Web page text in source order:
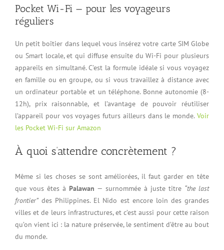
Pocket Wi-Fi — pour les voyageurs
réguliers
Un petit boîtier dans lequel vous insérez votre carte SIM Globe
ou Smart locale, et qui diffuse ensuite du Wi-Fi pour plusieurs
appareils en simultané. C’est la formule idéale si vous voyagez
en famille ou en groupe, ou si vous travaillez à distance avec
un ordinateur portable et un téléphone. Bonne autonomie (8-
12h), prix raisonnable, et l’avantage de pouvoir réutiliser
l’appareil pour vos voyages futurs ailleurs dans le monde. Voir
les Pocket Wi-Fi sur Amazon
À quoi s’attendre concrètement ?
Même si les choses se sont améliorées, il faut garder en tête
que vous êtes à Palawan — surnommée à juste titre “the last
frontier” des Philippines. El Nido est encore loin des grandes
villes et de leurs infrastructures, et c’est aussi pour cette raison
qu’on vient ici : la nature préservée, le sentiment d’être au bout
du monde.